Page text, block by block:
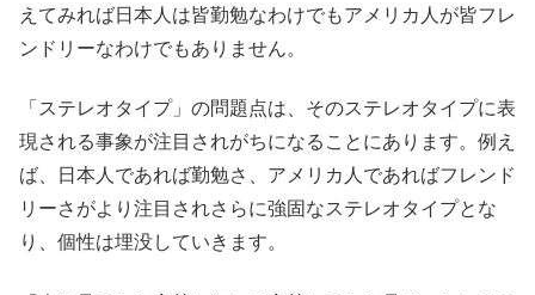
えてみれば日本人は皆勤勉なわけでもアメリカ人が皆フレ
ンドリーなわけでもありません。
「ステレオタイプ」の問題点は、そのステレオタイプに表
現される事象が注目されがちになることにあります。例え
ば、日本人であれば勤勉さ、アメリカ人であればフレンド
リーさがより注目されさらに強固なステレオタイプとな
り、個性は埋没していきます。